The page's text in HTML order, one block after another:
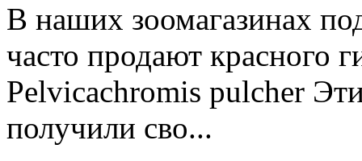
В наших зоомагазинах
часто продают красного
Pelvicachromis pulcher
получили сво...